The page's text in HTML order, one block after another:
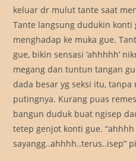
keluar dr mulut tante saat
Tante langsung dudukin
menghadap ke muka gue.
gue, bikin sensasi ‘ahhhhh’
megang dan tuntun tangan
dada besar yg seksi itu,
putingnya. Kurang puas
bangun duduk buat ngisep
tetep genjot konti gue.
sayangg..ahhhh..terus..isep”